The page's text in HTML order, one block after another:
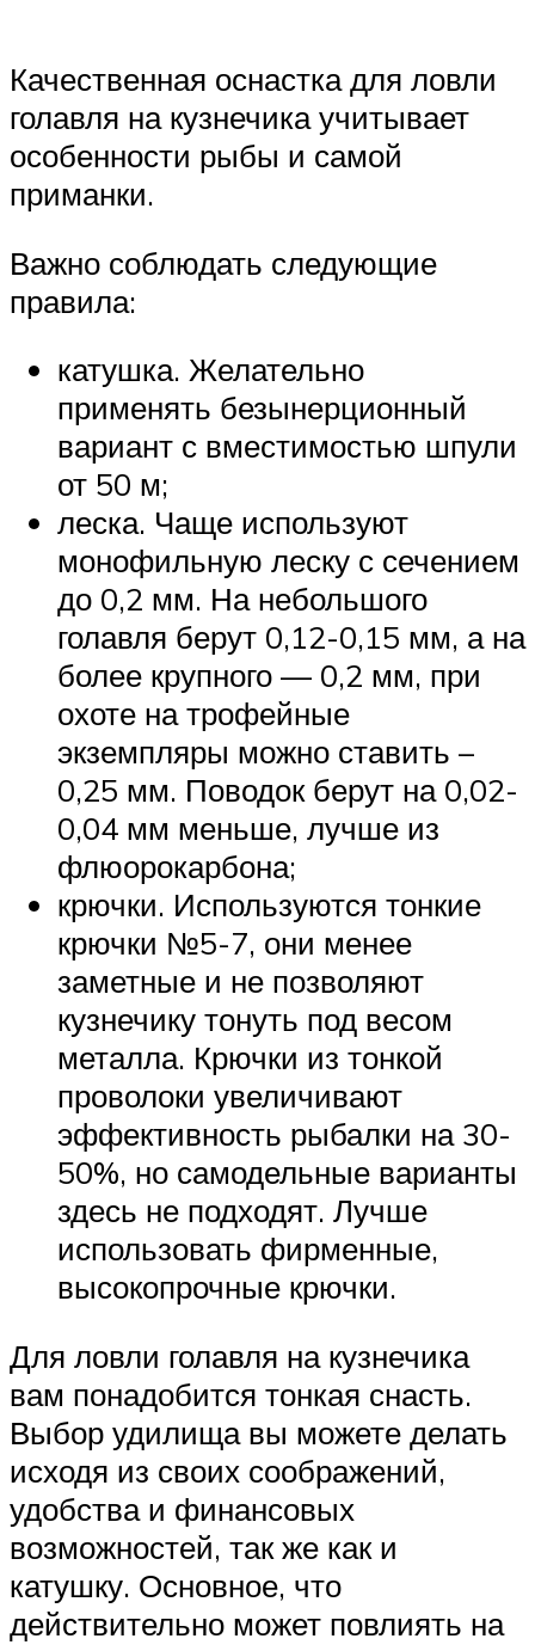
Качественная оснастка для ловли
голавля на кузнечика учитывает
особенности рыбы и самой
приманки.
Важно соблюдать следующие
правила:
катушка. Желательно
применять безынерционный
вариант с вместимостью шпули
от 50 м;
леска. Чаще используют
монофильную леску с сечением
до 0,2 мм. На небольшого
голавля берут 0,12-0,15 мм, а на
более крупного — 0,2 мм, при
охоте на трофейные
экземпляры можно ставить –
0,25 мм. Поводок берут на 0,02-
0,04 мм меньше, лучше из
флюорокарбона;
крючки. Используются тонкие
крючки №5-7, они менее
заметные и не позволяют
кузнечику тонуть под весом
металла. Крючки из тонкой
проволоки увеличивают
эффективность рыбалки на 30-
50%, но самодельные варианты
здесь не подходят. Лучше
использовать фирменные,
высокопрочные крючки.
Для ловли голавля на кузнечика
вам понадобится тонкая снасть.
Выбор удилища вы можете делать
исходя из своих соображений,
удобства и финансовых
возможностей, так же как и
катушку. Основное, что
действительно может повлиять на